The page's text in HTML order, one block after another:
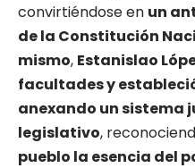
convirtiéndose en un
de la Constitución
mismo, Estanislao
facultades y
anexando un sistema
legislativo,
pueblo la esencia del